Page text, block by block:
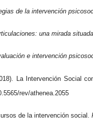
de la intervención
una mirada
e intervención
La Intervención Social
rev/athenea.2055
de la intervención social.